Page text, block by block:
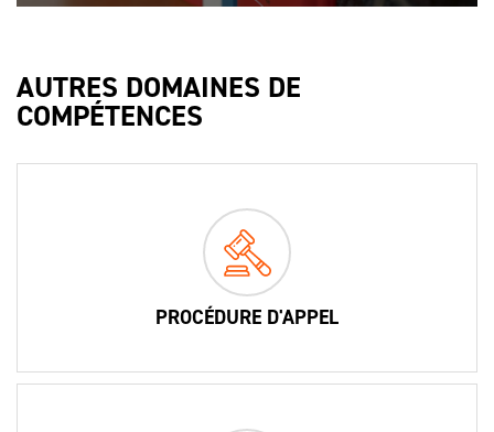
AUTRES DOMAINES DE
COMPÉTENCES
PROCÉDURE D'APPEL